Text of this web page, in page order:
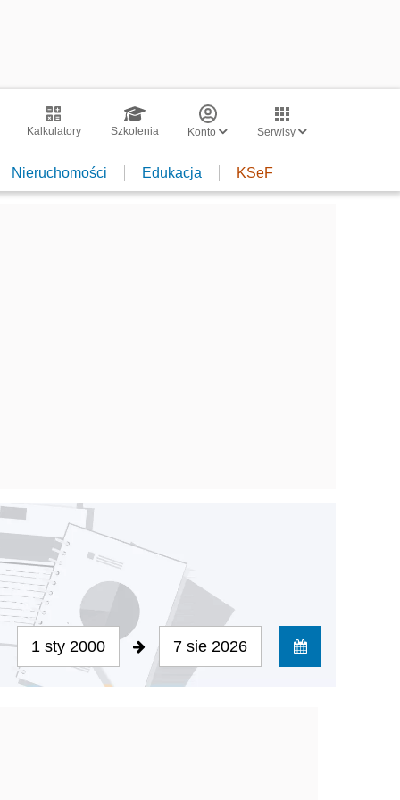
Kalkulatory Szkolenia Konto Serwisy
Nieruchomości Edukacja KSeF
1 sty 2000 7 sie 2026